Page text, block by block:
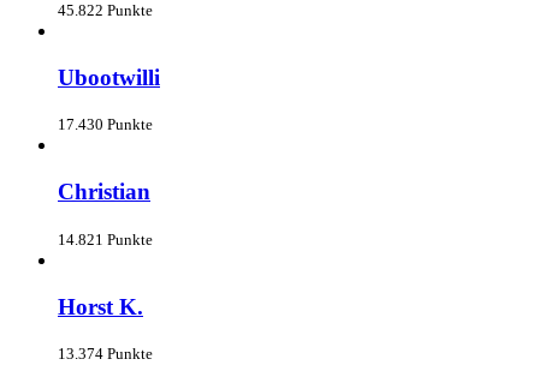
45.822 Punkte
Ubootwilli
17.430 Punkte
Christian
14.821 Punkte
Horst K.
13.374 Punkte